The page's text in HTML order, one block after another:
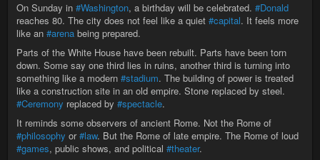
On Sunday in #Washington, a birthday will be celebrated. #Donald
reaches 80. The city does not feel like a quiet #capital. It feels more
like an #arena being prepared.
Parts of the White House have been rebuilt. Parts have been torn
down. Some say one third lies in ruins, another third is turning into
something like a modern #stadium. The building of power is treated
like a construction site in an old empire. Stone replaced by steel.
#Ceremony replaced by #spectacle.
It reminds some observers of ancient Rome. Not the Rome of
#philosophy or#law. But the Rome of late empire. The Rome of loud
#games, public shows, and political #theater.